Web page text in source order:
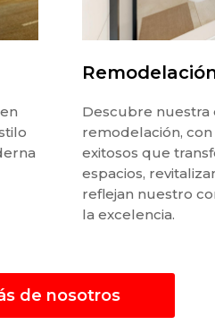
Descubre nuestra
remodelación,
exitosos que
espacios,
reflejan nuestro
la excelencia.
de nosotros